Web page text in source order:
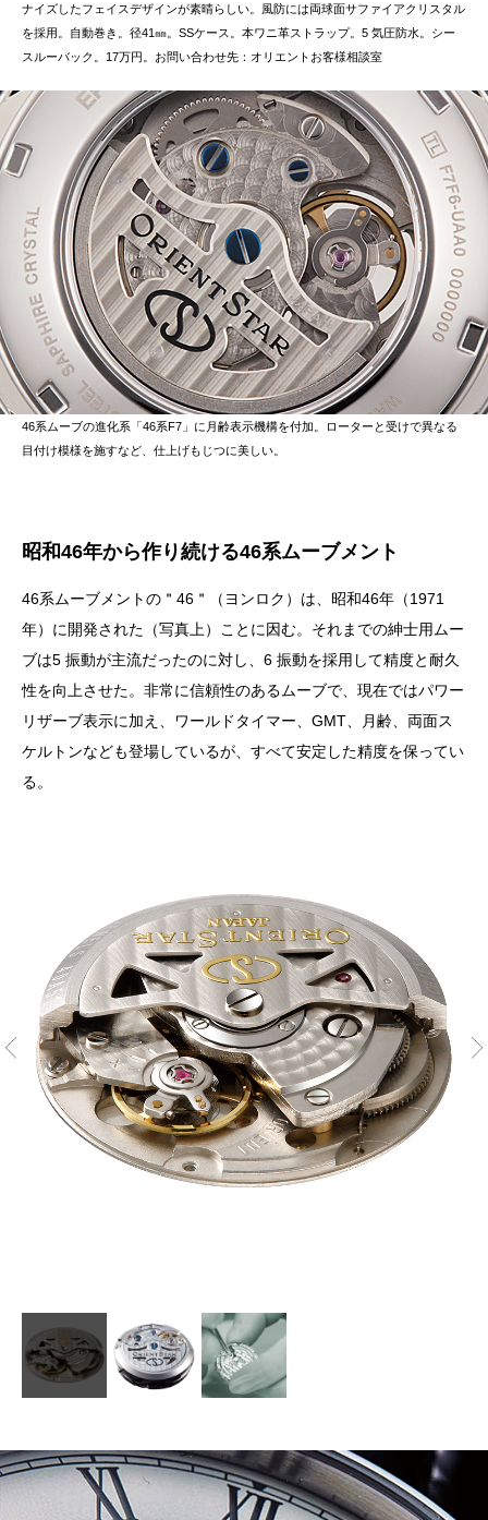
ナイズしたフェイスデザインが素晴らしい。風防には両球面サファイアクリスタル
を採用。自動巻き。径41㎜。SSケース。本ワニ革ストラップ。5 気圧防水。シー
スルーバック。17万円。お問い合わせ先：オリエントお客様相談室
46系ムーブの進化系「46系F7」に月齢表示機構を付加。ローターと受けで異なる
目付け模様を施すなど、仕上げもじつに美しい。
昭和46年から作り続ける46系ムーブメント
46系ムーブメントの＂46＂（ヨンロク）は、昭和46年（1971
年）に開発された（写真上）ことに因む。それまでの紳士用ムー
ブは5 振動が主流だったのに対し、6 振動を採用して精度と耐久
性を向上させた。非常に信頼性のあるムーブで、現在ではパワー
リザーブ表示に加え、ワールドタイマー、GMT、月齢、両面ス
ケルトンなども登場しているが、すべて安定した精度を保ってい
る。